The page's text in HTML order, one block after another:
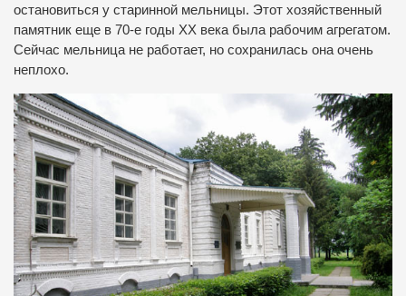
остановиться у старинной мельницы. Этот хозяйственный
памятник еще в 70-е годы ХХ века была рабочим агрегатом.
Сейчас мельница не работает, но сохранилась она очень
неплохо.